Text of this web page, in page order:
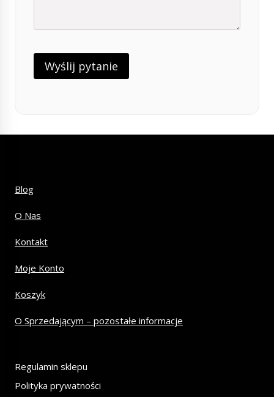
Blog
O Nas
Kontakt
Moje Konto
Koszyk
O Sprzedającym – pozostałe informacje
Regulamin sklepu
Polityka prywatności